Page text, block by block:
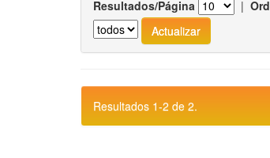
Resultados/Página |
Resultados 1-2 de 2.